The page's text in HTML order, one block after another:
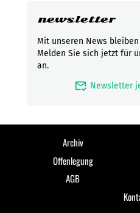
newsletter
Mit unseren News
Melden Sie sich jetzt für
an.
mark_email_read Newsletter
Archiv
Offenlegung
AGB